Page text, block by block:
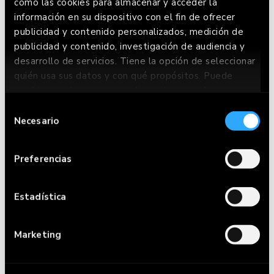
información en su dispositivo con el fin de ofrecer
publicidad y contenido personalizados, medición de
publicidad y contenido, investigación de audiencia y
desarrollo de servicios. Tiene la opción de seleccionar
quién usa sus datos y con qué propósitos. Puede
cambiar o retirar su consentimiento en cualquier
en el Menú de consentimiento.
Recopilar información sobre su ubicación
varios metros
específicas (huellas digitales)
deNecesario
Preferencias
Estadística
Marketing
TEQUE VINCI